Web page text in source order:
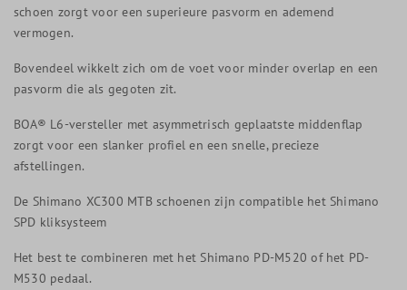
schoen zorgt voor een superieure pasvorm en ademend
vermogen.
Bovendeel wikkelt zich om de voet voor minder overlap en een
pasvorm die als gegoten zit.
BOA® L6-versteller met asymmetrisch geplaatste middenflap
zorgt voor een slanker profiel en een snelle, precieze
afstellingen.
De Shimano XC300 MTB schoenen zijn compatible het Shimano
SPD kliksysteem
Het best te combineren met het Shimano PD-M520 of het PD-
M530 pedaal.